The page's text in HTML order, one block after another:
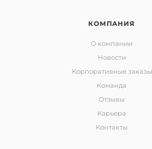
КОМПАНИЯ
О компании
Новости
Корпоративные заказы
Команда
Отзывы
Карьера
Контакты